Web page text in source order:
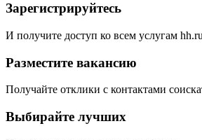
Зарегистрируйтесь
И получите доступ ко всем услугам hh.ru
Разместите вакансию
Получайте отклики с контактами
Выбирайте лучших